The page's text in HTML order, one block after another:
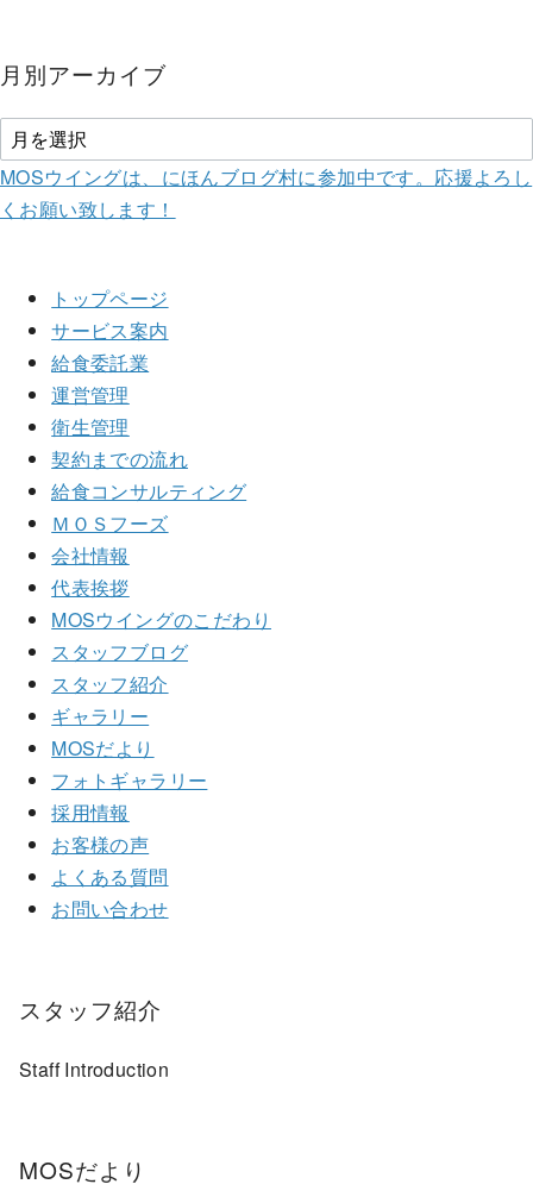
月別アーカイブ
MOSウイングは、にほんブログ村に参加中です。 応援よろし
くお願い致します！
トップページ
サービス案内
給食委託業
運営管理
衛生管理
契約までの流れ
給食コンサルティング
ＭＯＳフーズ
会社情報
代表挨拶
MOSウイングのこだわり
スタッフブログ
スタッフ紹介
ギャラリー
MOSだより
フォトギャラリー
採用情報
お客様の声
よくある質問
お問い合わせ
スタッフ紹介
Staff Introduction
MOSだより